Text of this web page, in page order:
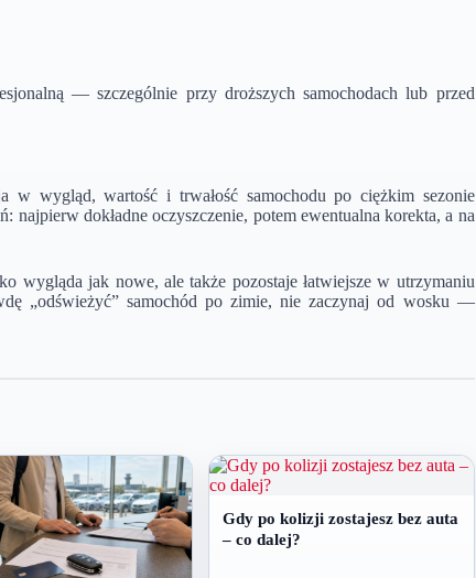
— szczególnie przy droższych samochodach lub przed
w wygląd, wartość i trwałość samochodu po ciężkim sezonie
najpierw dokładne oczyszczenie, potem ewentualna korekta, a na
wygląda jak nowe, ale także pozostaje łatwiejsze w utrzymaniu
„odświeżyć” samochód po zimie, nie zaczynaj od wosku —
Gdy po kolizji zostajesz bez auta
– co dalej?